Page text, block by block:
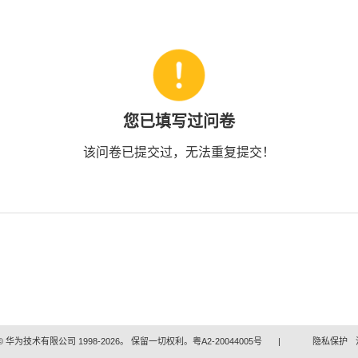
您已填写过问卷
该问卷已提交过，无法重复提交！
华为技术有限公司 1998-2026。 保留一切权利。粤A2-20044005号 | 隐私保护